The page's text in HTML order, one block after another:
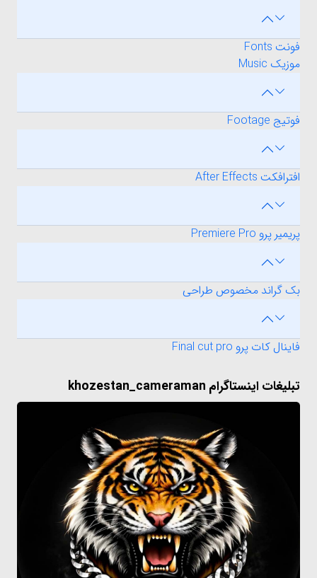
فونت Fonts
موزیک Music
فوتیج Footage
افترافکت After Effects
پریمیر پرو Premiere Pro
بک گراند مخصوص طراحی
فاینال کات پرو Final cut pro
تبلیغات اینستاگرام khozestan_cameraman